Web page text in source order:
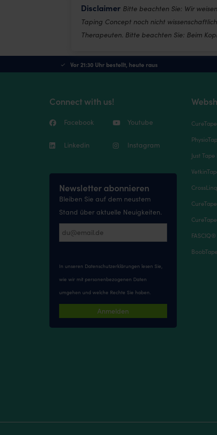
Disclaimer Bitte beachten Sie: Wir
Taping Concept noch nicht
Therapeuten. Bitte beachten Sie: Beim
Vor 21:30 Uhr bestellt, heute raus
Connect with us!
Facebook Youtube
Linkedin Instagram
Newsletter abonnieren
Bleiben Sie auf dem neustem
Stand über aktuelle Neuigkeiten.
In unseren Datenschutzerklärungen lesen Sie,
wie wir mit personenbezogenen Daten
umgehen und welche Rechte Sie haben.
Anmelden
Just Tape
FASCIQ®